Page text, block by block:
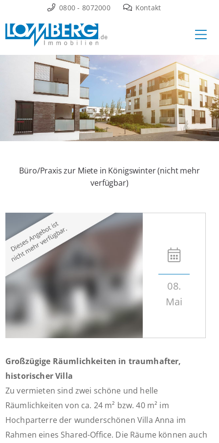
Inhalt
springen
0800 - 8072000 Kontakt
Büro/Praxis zur Miete in Königswinter (nicht mehr
verfügbar)
08.
Mai
Großzügige Räumlichkeiten in traumhafter,
historischer Villa
Zu vermieten sind zwei schöne und helle
Räumlichkeiten von ca. 24 m² bzw. 40 m² im
Hochparterre der wunderschönen Villa Anna im
Rahmen eines Shared-Office. Die Räume können auch